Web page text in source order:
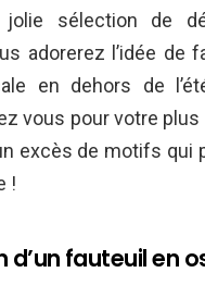
jolie sélection de
adorerez l’idée de
en dehors de
vous pour votre plus
excès de motifs qui
!
d’un fauteuil en